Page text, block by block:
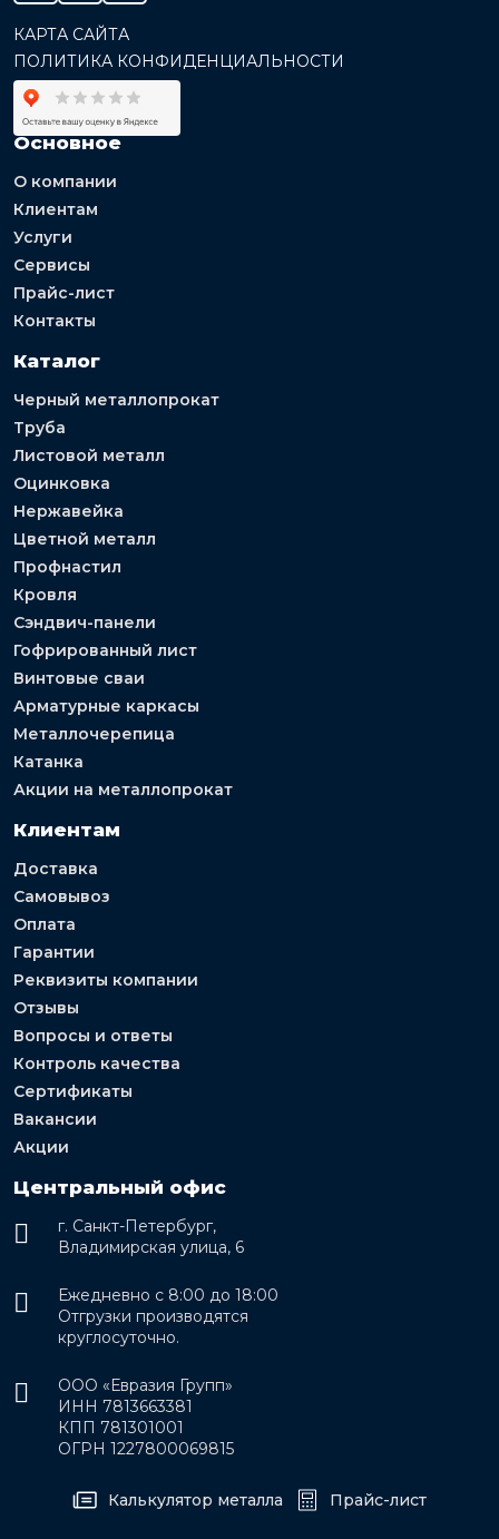
КАРТА САЙТА
ПОЛИТИКА КОНФИДЕНЦИАЛЬНОСТИ
Основное
О компании
Клиентам
Услуги
Сервисы
Прайс-лист
Контакты
Каталог
Черный металлопрокат
Труба
Листовой металл
Оцинковка
Нержавейка
Цветной металл
Профнастил
Кровля
Сэндвич-панели
Гофрированный лист
Винтовые сваи
Арматурные каркасы
Металлочерепица
Катанка
Акции на металлопрокат
Клиентам
Доставка
Самовывоз
Оплата
Гарантии
Реквизиты компании
Отзывы
Вопросы и ответы
Контроль качества
Сертификаты
Вакансии
Акции
Центральный офис
г. Санкт-Петербург,
Владимирская улица, 6
Ежедневно с 8:00 до 18:00
Отгрузки производятся
круглосуточно.
ООО «Евразия Групп»
ИНН 7813663381
КПП 781301001
ОГРН 1227800069815
Калькулятор металла Прайс-лист